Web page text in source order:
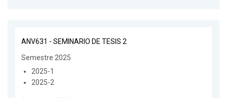
ANV631 - SEMINARIO DE TESIS 2
Semestre 2025
2025-1
2025-2